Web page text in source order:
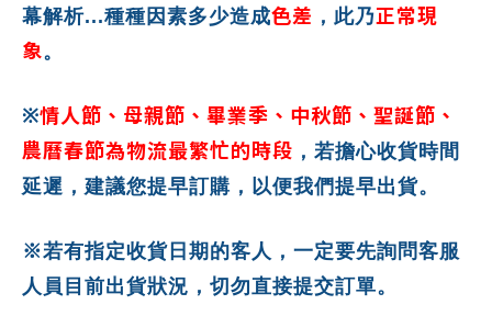
幕解析...種種因素多少造成色差 ，此乃正常現
象。
※情人節、母親節、畢業季、中秋節、聖誕節、
農曆春節為物流最繁忙的時段 ，若擔心收貨時間
延遲，建議您提早訂購，以便我們提早出貨。
※若有指定收貨日期的客人，一定要先詢問客服
人員目前出貨狀況，切勿直接提交訂單。